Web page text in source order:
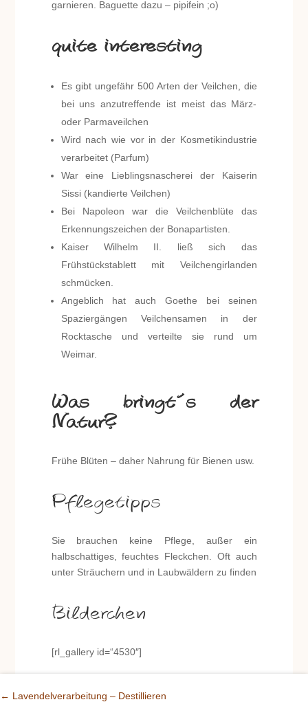
garnieren. Baguette dazu – pipifein ;o)
quite interesting
Es gibt ungefähr 500 Arten der Veilchen, die
bei uns anzutreffende ist meist das März-
oder Parmaveilchen
Wird nach wie vor in der Kosmetikindustrie
verarbeitet (Parfum)
War eine Lieblingsnascherei der Kaiserin
Sissi (kandierte Veilchen)
Bei Napoleon war die Veilchenblüte das
Erkennungszeichen der Bonapartisten.
Kaiser Wilhelm II. ließ sich das
Frühstückstablett mit Veilchengirlanden
schmücken.
Angeblich hat auch Goethe bei seinen
Spaziergängen Veilchensamen in der
Rocktasche und verteilte sie rund um
Weimar.
Was bringt´s der
Natur?
Frühe Blüten – daher Nahrung für Bienen usw.
Pflegetipps
Sie brauchen keine Pflege, außer ein
halbschattiges, feuchtes Fleckchen. Oft auch
unter Sträuchern und in Laubwäldern zu finden
Bilderchen
[rl_gallery id=“4530″]
← Lavendelverarbeitung – Destillieren